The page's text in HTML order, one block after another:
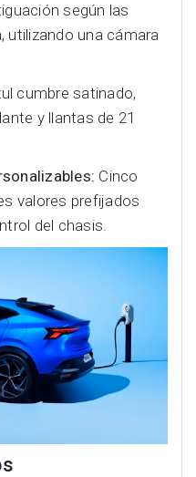
según las
utilizando una cámara
cumbre satinado,
y llantas de 21
Cinco
valores prefijados
del chasis.